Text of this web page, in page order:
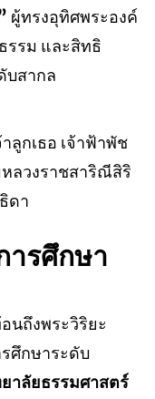
ผู้ทรงอุทิศพระองค์
รรม และสิทธิ
บสากล
ลูกเธอ เจ้าฟ้าพัช
ลวงราชสาริณีสิริ
ดา
รศึกษา
นถึงพระวิริยะ
ศึกษาระดับ
าลัยธรรมศาสตร์